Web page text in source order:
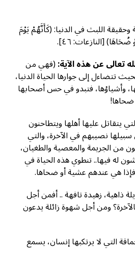
اللبث في الدنيا: (كَأَنَّهُمْ يَوْمَ
[النازعات: ٤٦].
تعالى عن هذه الآية:(فهي من
تتضاءل إلى جوارها الحياة الدنيا،
وأشياؤها، فتبدو في حس أصحابها
يتقاتل عليها أهلها ويتطاحنون
نصيبهم في الآخرة، والتي
من الجريمة والمعصية والطغيان،
له فيها.. تنطوي هذه الحياة في
هي عندهم عشية أو ضحاها.
ذاهية، زهيدة تافهة .. أفمن أجل
ومن أجل شهوة زائلة يدعون
التي لا يرتكبها إنسان، يسمع